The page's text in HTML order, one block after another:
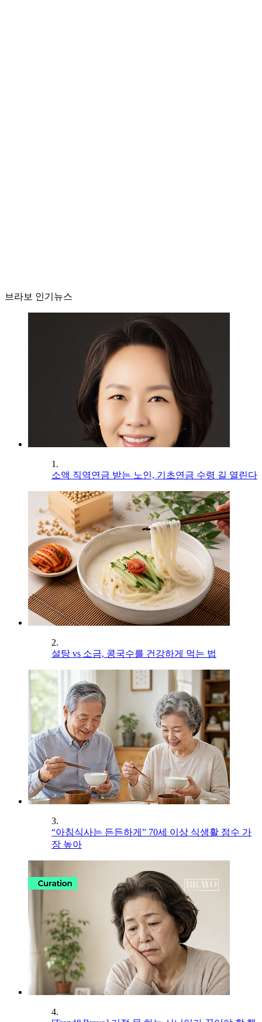
브라보 인기뉴스
1.
소액 직역연금 받는 노인, 기초연금 수령 길 열린다
2.
설탕 vs 소금, 콩국수를 건강하게 먹는 법
3.
“아침식사는 든든하게” 70세 이상 식생활 점수 가
장 높아
4.